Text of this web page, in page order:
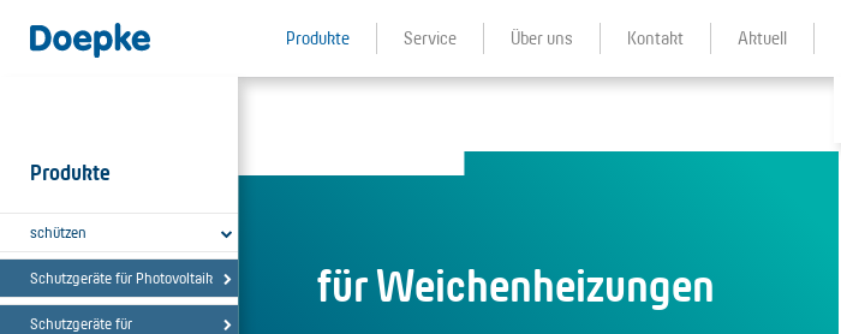
Produkte Service Über uns Kontakt Aktuell
Produkte
schützen
Schutzgeräte für Photovoltaik
Schutzgeräte für
für Weichenheizungen